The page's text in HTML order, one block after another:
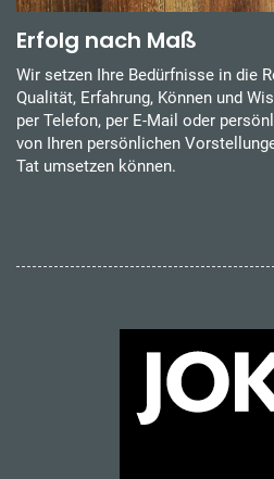
Erfolg nach Maß
Wir setzen Ihre Bedürfnisse in die
Qualität, Erfahrung, Können und
per Telefon, per E-Mail oder
von Ihren persönlichen
Tat umsetzen können.